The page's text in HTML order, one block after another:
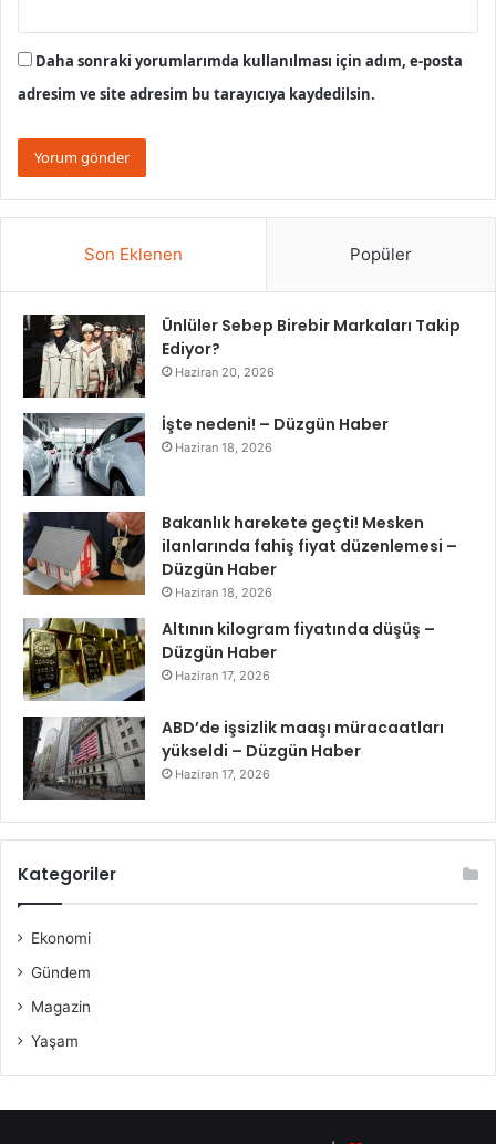
Daha sonraki yorumlarımda kullanılması için adım, e-posta
adresim ve site adresim bu tarayıcıya kaydedilsin.
Son Eklenen Popüler
Ünlüler Sebep Birebir Markaları Takip
Ediyor?
Haziran 20, 2026
İşte nedeni! – Düzgün Haber
Haziran 18, 2026
Bakanlık harekete geçti! Mesken
ilanlarında fahiş fiyat düzenlemesi –
Düzgün Haber
Haziran 18, 2026
Altının kilogram fiyatında düşüş –
Düzgün Haber
Haziran 17, 2026
ABD’de işsizlik maaşı müracaatları
yükseldi – Düzgün Haber
Haziran 17, 2026
Kategoriler
Ekonomi
Gündem
Magazin
Yaşam